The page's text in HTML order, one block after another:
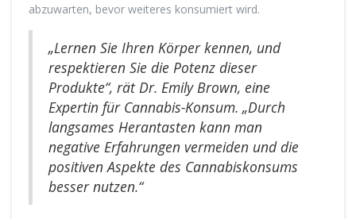
abzuwarten, bevor weiteres konsumiert wird.
„Lernen Sie Ihren Körper kennen, und
respektieren Sie die Potenz dieser
Produkte“, rät Dr. Emily Brown, eine
Expertin für Cannabis-Konsum. „Durch
langsames Herantasten kann man
negative Erfahrungen vermeiden und die
positiven Aspekte des Cannabiskonsums
besser nutzen.“